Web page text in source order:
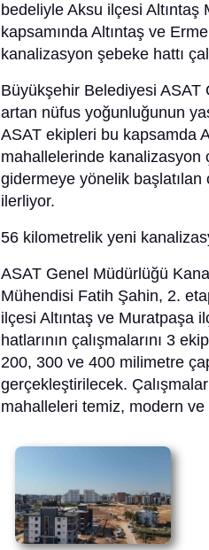
bedeliyle Aksu ilçesi
kapsamında Altıntaş ve
kanalizasyon şebeke hattı
Büyükşehir Belediyesi ASAT
artan nüfus yoğunluğunun
ASAT ekipleri bu kapsamda
mahallelerinde kanalizasyon
gidermeye yönelik
ilerliyor.
56 kilometrelik yeni
ASAT Genel Müdürlüğü
Mühendisi Fatih Şahin, 2.
ilçesi Altıntaş ve Muratpaşa
hatlarının çalışmalarını 3
200, 300 ve 400 milimetre
gerçekleştirilecek.
mahalleleri temiz, modern